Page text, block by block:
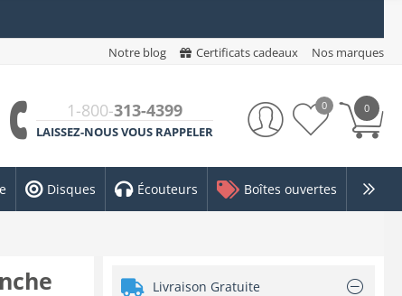
Notre blog Certificats cadeaux Nos marques
1-800-313-4399
LAISSEZ-NOUS VOUS RAPPELER
0
0
Disques Écouteurs Boîtes ouvertes
Livraison Gratuite